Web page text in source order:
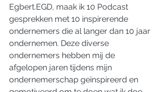
Egbert.EGD, maak ik 10 Podcast
gesprekken met 10 inspirerende
ondernemers die al langer dan 10 jaar
ondernemen. Deze diverse
ondernemers hebben mij de
afgelopen jaren tijdens mijn
ondernemerschap geïnspireerd en